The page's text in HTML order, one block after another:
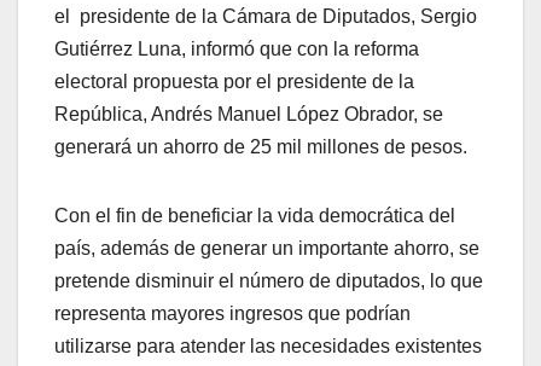
el presidente de la Cámara de Diputados, Sergio
Gutiérrez Luna, informó que con la reforma
electoral propuesta por el presidente de la
República, Andrés Manuel López Obrador, se
generará un ahorro de 25 mil millones de pesos.
Con el fin de beneficiar la vida democrática del
país, además de generar un importante ahorro, se
pretende disminuir el número de diputados, lo que
representa mayores ingresos que podrían
utilizarse para atender las necesidades existentes